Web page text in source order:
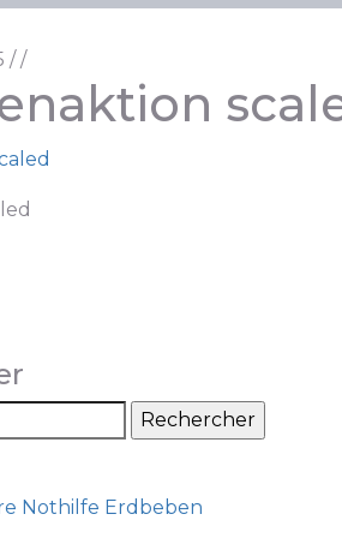
/ /
Nothilfe Erdbeben